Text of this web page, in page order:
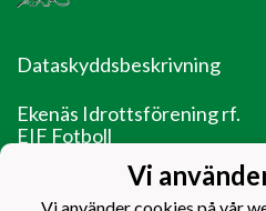
Dataskyddsbeskrivning
Ekenäs Idrottsförening rf.
EIF Fotboll
10600 EkenäsVi